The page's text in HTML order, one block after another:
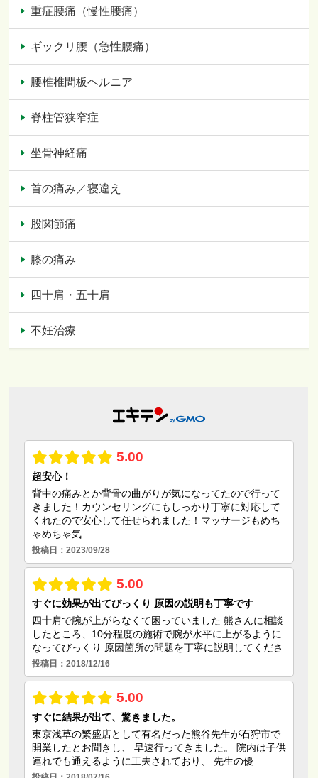
重症腰痛（慢性腰痛）
ギックリ腰（急性腰痛）
腰椎椎間板ヘルニア
脊柱管狭窄症
坐骨神経痛
首の痛み／寝違え
股関節痛
膝の痛み
四十肩・五十肩
不妊治療